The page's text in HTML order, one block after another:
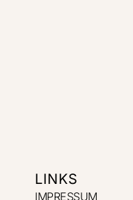
LINKS
IMPRESSUM